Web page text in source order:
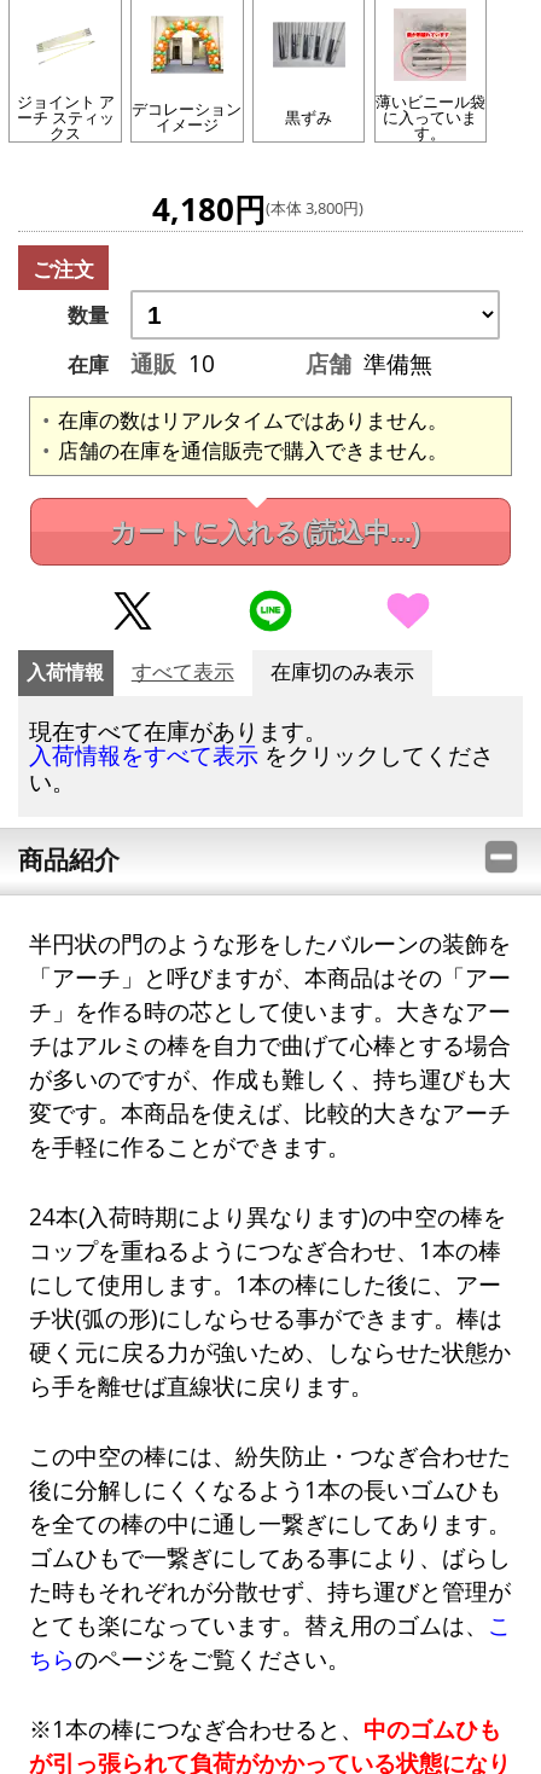
ジョイント ア
ーチ スティッ
クス
デコレーション
イメージ 黒ずみ
薄いビニール袋
に入っていま
す。
4,180円(本体 3,800円)
ご注文
数量
在庫
通販 10 店舗 準備無
在庫の数はリアルタイムではありません。
店舗の在庫を通信販売で購入できません。
カートに入れる(読込中...)
入荷情報 すべて表示 在庫切のみ表示
現在すべて在庫があります。
入荷情報をすべて表示 をクリックしてくださ
い。
商品紹介
半円状の門のような形をしたバルーンの装飾を
「アーチ」と呼びますが、本商品はその「アー
チ」を作る時の芯として使います。大きなアー
チはアルミの棒を自力で曲げて心棒とする場合
が多いのですが、作成も難しく、持ち運びも大
変です。本商品を使えば、比較的大きなアーチ
を手軽に作ることができます。
24本(入荷時期により異なります)の中空の棒を
コップを重ねるようにつなぎ合わせ、1本の棒
にして使用します。1本の棒にした後に、アー
チ状(弧の形)にしならせる事ができます。棒は
硬く元に戻る力が強いため、しならせた状態か
ら手を離せば直線状に戻ります。
この中空の棒には、紛失防止・つなぎ合わせた
後に分解しにくくなるよう1本の長いゴムひも
を全ての棒の中に通し一繋ぎにしてあります。
ゴムひもで一繋ぎにしてある事により、ばらし
た時もそれぞれが分散せず、持ち運びと管理が
とても楽になっています。替え用のゴムは、 こ
ちらのページをご覧ください。
※1本の棒につなぎ合わせると、 中のゴムひも
が引っ張られて負荷がかかっている状態になり